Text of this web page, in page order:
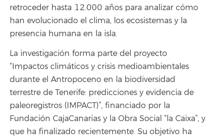
retroceder hasta 12.000 años para analizar cómo
han evolucionado el clima, los ecosistemas y la
presencia humana en la isla.
La investigación forma parte del proyecto
“Impactos climáticos y crisis medioambientales
durante el Antropoceno en la biodiversidad
terrestre de Tenerife: predicciones y evidencia de
paleoregistros (IMPACT)”, financiado por la
Fundación CajaCanarias y la Obra Social “la Caixa”, y
que ha finalizado recientemente. Su objetivo ha